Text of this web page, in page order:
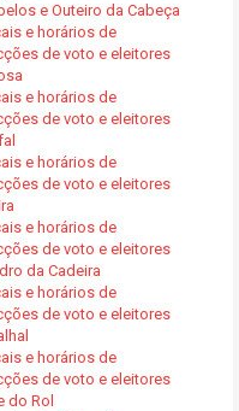
e Outeiro da Cabeça
e horários de
de voto e eleitores
e horários de
de voto e eleitores
e horários de
de voto e eleitores
e horários de
de voto e eleitores
da Cadeira
e horários de
de voto e eleitores
e horários de
de voto e eleitores
do Rol